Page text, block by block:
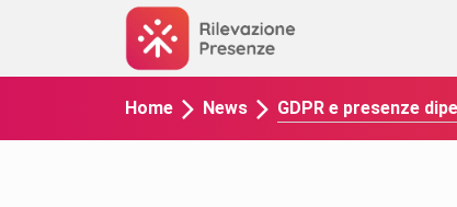
Home News GDPR e presenze